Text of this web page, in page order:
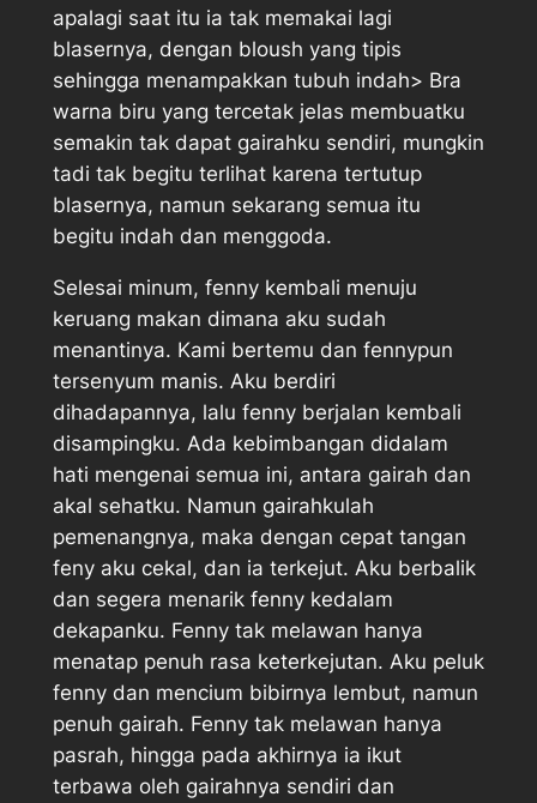
apalagi saat itu ia tak memakai lagi
blasernya, dengan bloush yang tipis
sehingga menampakkan tubuh indah> Bra
warna biru yang tercetak jelas membuatku
semakin tak dapat gairahku sendiri, mungkin
tadi tak begitu terlihat karena tertutup
blasernya, namun sekarang semua itu
begitu indah dan menggoda.
Selesai minum, fenny kembali menuju
keruang makan dimana aku sudah
menantinya. Kami bertemu dan fennypun
tersenyum manis. Aku berdiri
dihadapannya, lalu fenny berjalan kembali
disampingku. Ada kebimbangan didalam
hati mengenai semua ini, antara gairah dan
akal sehatku. Namun gairahkulah
pemenangnya, maka dengan cepat tangan
feny aku cekal, dan ia terkejut. Aku berbalik
dan segera menarik fenny kedalam
dekapanku. Fenny tak melawan hanya
menatap penuh rasa keterkejutan. Aku peluk
fenny dan mencium bibirnya lembut, namun
penuh gairah. Fenny tak melawan hanya
pasrah, hingga pada akhirnya ia ikut
terbawa oleh gairahnya sendiri dan